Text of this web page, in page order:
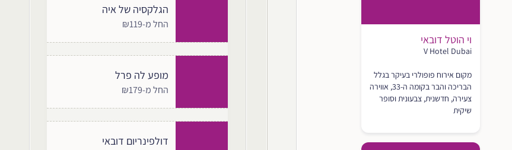
וי הוטל דובאי
V Hotel Dubai
מקום אירוח פופולרי בעיקר בגלל
הבריכה והבר בקומה ה-33, אווירה
צעירה, חדשנית, צבעונית וסופר
שיקית
הגלקסיה של איה
החל מ-₪119
מופע לה פרל
החל מ-₪179
דולפינריום דובאי